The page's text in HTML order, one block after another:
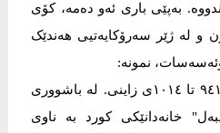
بەپێی باری ئەو دەمە، کۆی
و لە ژێر سەرۆکایەتیی ھەندێک
نمونە:
دەوڵەتی حەسنەوی: ساڵی ٩٤١ تا ١٠١٤ی زاینی. لە باشووری
خانەدانێکی کورد بە ناوی